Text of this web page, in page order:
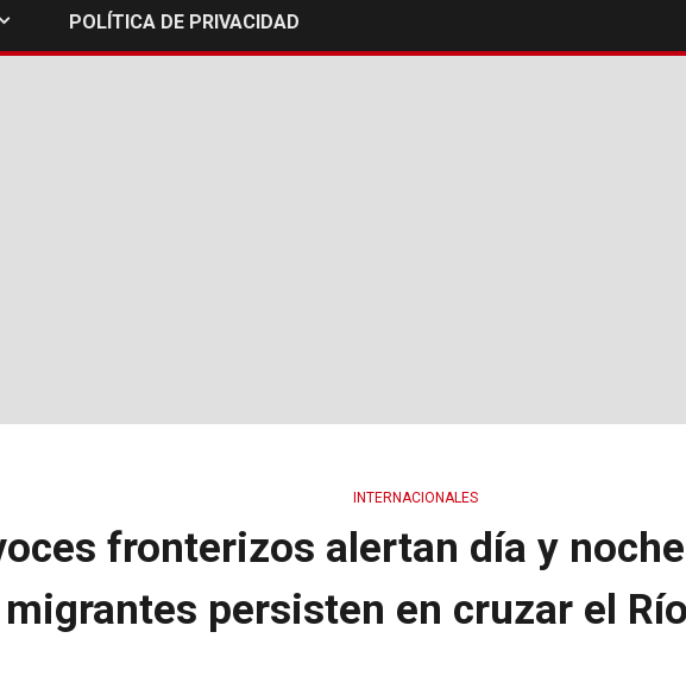
POLÍTICA DE PRIVACIDAD
INTERNACIONALES
fronterizos alertan día y
migrantes persisten en cruzar el